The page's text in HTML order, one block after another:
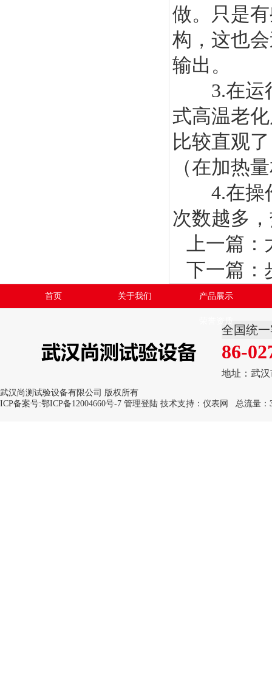
做。只是
构，这也
输出。
3.在运行
式高温老
比较直观
（在加热
4.在操
次数越多
上一篇：
下一篇：
首页 关于我们 产品展示
全国统
86-
地址：武
武汉尚测试验设备有限公司 版权所有
ICP备案号:鄂ICP备12004660号-7 管理登陆 技术支持： 仪表网 总流量：